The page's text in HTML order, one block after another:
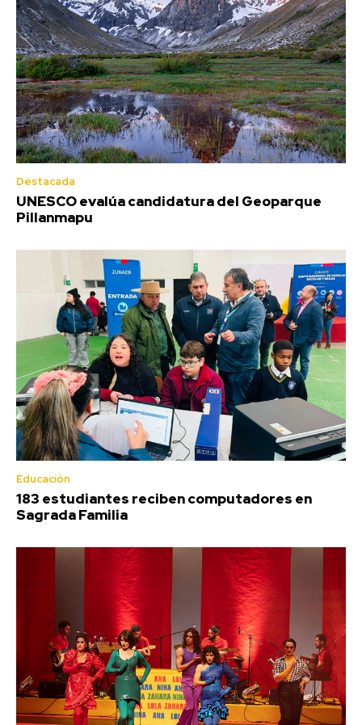
Destacada
UNESCO evalúa candidatura del Geoparque
Pillanmapu
Educación
183 estudiantes reciben computadores en
Sagrada Familia